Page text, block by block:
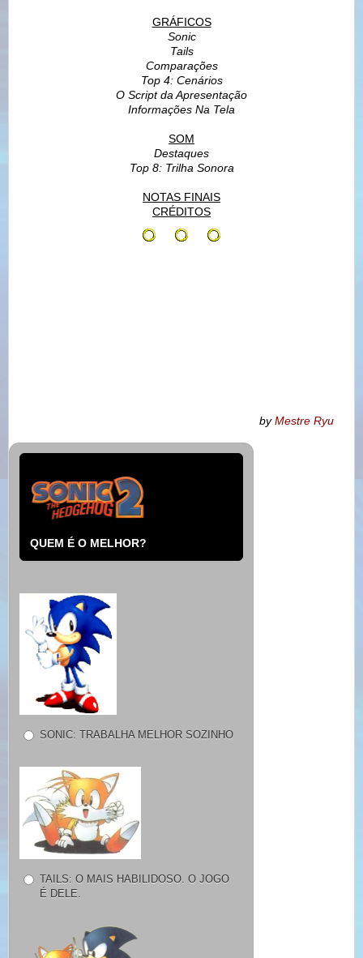
GRÁFICOS
Sonic
Tails
Comparações
Top 4: Cenários
O Script da Apresentação
Informações Na Tela
SOM
Destaques
Top 8: Trilha Sonora
NOTAS FINAIS
CRÉDITOS
byMestre Ryu
QUEM É O MELHOR?
SONIC: TRABALHA MELHOR SOZINHO
TAILS: O MAIS HABILIDOSO. O JOGO
É DELE.